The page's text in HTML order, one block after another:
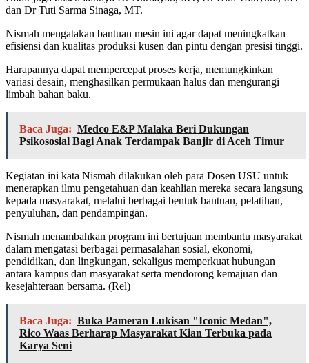
dan Dr Tuti Sarma Sinaga, MT.
Nismah mengatakan bantuan mesin ini agar dapat meningkatkan
efisiensi dan kualitas produksi kusen dan pintu dengan presisi tinggi.
Harapannya dapat mempercepat proses kerja, memungkinkan
variasi desain, menghasilkan permukaan halus dan mengurangi
limbah bahan baku.
Baca Juga: Medco E&P Malaka Beri Dukungan
Psikososial Bagi Anak Terdampak Banjir di Aceh Timur
Kegiatan ini kata Nismah dilakukan oleh para Dosen USU untuk
menerapkan ilmu pengetahuan dan keahlian mereka secara langsung
kepada masyarakat, melalui berbagai bentuk bantuan, pelatihan,
penyuluhan, dan pendampingan.
Nismah menambahkan program ini bertujuan membantu masyarakat
dalam mengatasi berbagai permasalahan sosial, ekonomi,
pendidikan, dan lingkungan, sekaligus memperkuat hubungan
antara kampus dan masyarakat serta mendorong kemajuan dan
kesejahteraan bersama. (Rel)
Baca Juga: Buka Pameran Lukisan "Iconic Medan",
Rico Waas Berharap Masyarakat Kian Terbuka pada
Karya Seni